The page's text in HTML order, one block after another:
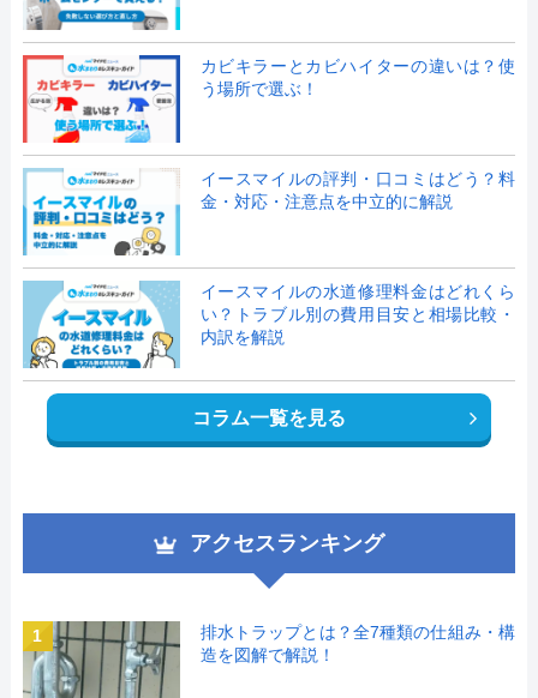
カビキラーとカビハイターの違いは？使
う場所で選ぶ！
イースマイルの評判・口コミはどう？料
金・対応・注意点を中立的に解説
イースマイルの水道修理料金はどれくら
い？トラブル別の費用目安と相場比較・
内訳を解説
コラム一覧を見る
アクセスランキング
1
排水トラップとは？全7種類の仕組み・構
造を図解で解説！